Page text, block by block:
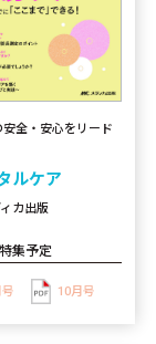
全・安心をリード
ルケア
カ出版
特集予定
10月号